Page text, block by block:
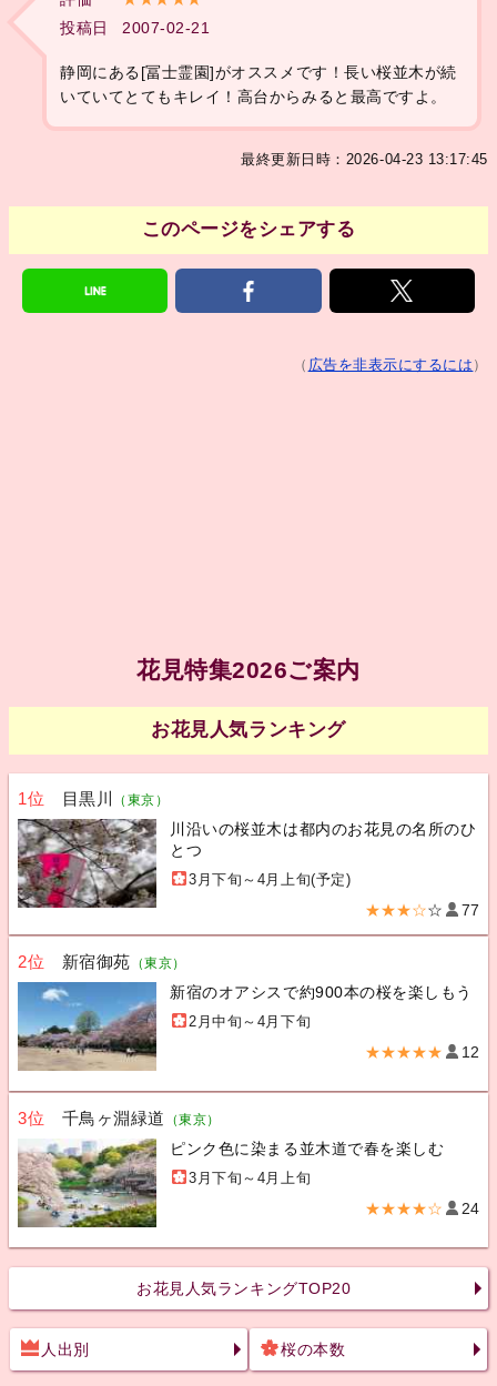
投稿日
2007-02-21
静岡にある[冨士霊園]がオススメです！長い桜並木が続
いていてとてもキレイ！高台からみると最高ですよ。
最終更新日時：2026-04-23 13:17:45
このページをシェアする
（ 広告を非表示にするには ）
花見特集2026ご案内
お花見人気ランキング
1位 目黒川 （東京）
川沿いの桜並木は都内のお花見の名所のひ
とつ
3月下旬～4月上旬(予定)
★★★☆☆ 77
2位 新宿御苑 （東京）
新宿のオアシスで約900本の桜を楽しもう
2月中旬～4月下旬
★★★★★ 12
3位 千鳥ヶ淵緑道 （東京）
ピンク色に染まる並木道で春を楽しむ
3月下旬～4月上旬
★★★★☆ 24
お花見人気ランキングTOP20
人出別 桜の本数